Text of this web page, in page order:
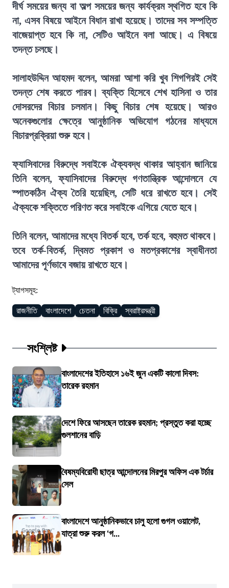
দীর্ঘ সময়ের জন্য বা অল্প সময়ের জন্য কার্যক্রম স্থগিত হবে কি
না, এসব বিষয়ে আইনে বিধান রাখা হয়েছে। তাদের সব সম্পত্তি
বাজেয়াপ্ত হবে কি না, সেটিও আইনে বলা আছে। এ বিষয়ে
তদন্ত চলছে।
সালাহউদ্দিন আহমদ বলেন, আমরা আশা করি খুব শিগগিরই সেই
তদন্ত শেষ করতে পারব। ব্যক্তি হিসেবে শেখ হাসিনা ও তার
দোসরদের বিচার চলমান। কিছু বিচার শেষ হয়েছে। আরও
অনেকগুলোর ক্ষেত্রে আনুষ্ঠানিক অভিযোগ গঠনের মাধ্যমে
বিচারপ্রক্রিয়া শুরু হবে।
ফ্যাসিবাদের বিরুদ্ধে সবাইকে ঐক্যবদ্ধ থাকার আহ্বান জানিয়ে
তিনি বলেন, ফ্যাসিবাদের বিরুদ্ধে গণতান্ত্রিক আন্দোলনে যে
স্পাতকঠিন ঐক্য তৈরি হয়েছিল, সেটি ধরে রাখতে হবে। সেই
ঐক্যকে শক্তিতে পরিণত করে সবাইকে এগিয়ে যেতে হবে।
তিনি বলেন, আমাদের মধ্যে বিতর্ক হবে, তর্ক হবে, বহুমত থাকবে।
তবে তর্ক-বিতর্ক, দ্বিমত প্রকাশ ও মতপ্রকাশের স্বাধীনতা
আমাদের পূর্ণভাবে বজায় রাখতে হবে।
ট্যাগসমূহ:
রাজনীতি বাংলাদেশে চেতনা বিক্রি স্বরাষ্ট্রমন্ত্রী
সংশ্লিষ্ট
বাংলাদেশের ইতিহাসে ১৬ই জুন একটি কালো দিবস:
তারেক রহমান
দেশে ফিরে আসছেন তারেক রহমান; প্রস্তুত করা হচ্ছে
গুলশানের বাড়ি
বৈষম্যবিরোধী ছাত্র আন্দোলনের মিরপুর অফিস এক টর্চার
সেল
বাংলাদেশে আনুষ্ঠানিকভাবে চালু হলো গুগল ওয়ালেট,
যাত্রা শুরু করল ‘গ...